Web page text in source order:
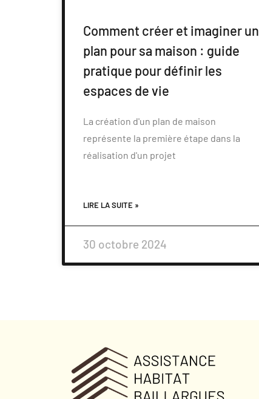
Comment créer et imaginer un
plan pour sa maison : guide
pratique pour définir les
espaces de vie
La création d'un plan de maison
représente la première étape dans la
réalisation d'un projet
LIRE LA SUITE »
30 octobre 2024